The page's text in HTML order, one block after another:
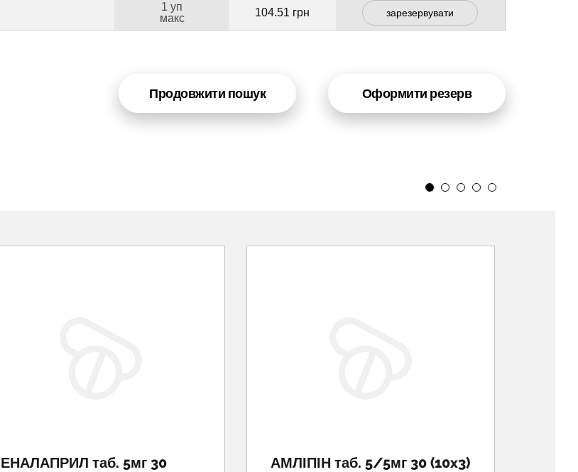
1 уп
макс
104.51 грн зарезервувати
Продовжити пошук Оформити резерв
ЕНАЛАПРИЛ таб. 5мг 30 АМЛІПІН таб. 5/5мг 30 (10x3)